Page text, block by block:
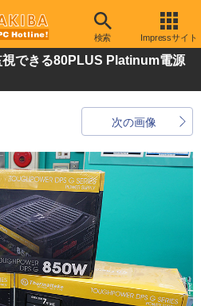
検索 Impressサイト
できる80PLUS Platinum電源
次の画像